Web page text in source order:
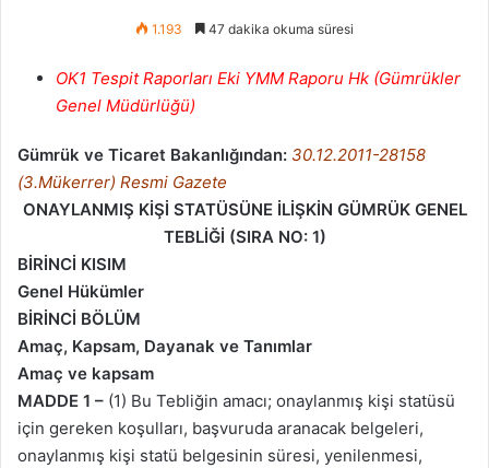
1.193 47 dakika okuma süresi
OK1 Tespit Raporları Eki YMM Raporu Hk (Gümrükler
Genel Müdürlüğü)
Gümrük ve Ticaret Bakanlığından: 30.12.2011-28158
(3.Mükerrer) Resmi Gazete
ONAYLANMIŞ KİŞİ STATÜSÜNE İLİŞKİN GÜMRÜK GENEL
TEBLİĞİ (SIRA NO: 1)
BİRİNCİ KISIM
Genel Hükümler
BİRİNCİ BÖLÜM
Amaç, Kapsam, Dayanak ve Tanımlar
Amaç ve kapsam
MADDE 1 – (1) Bu Tebliğin amacı; onaylanmış kişi statüsü
için gereken koşulları, başvuruda aranacak belgeleri,
onaylanmış kişi statü belgesinin süresi, yenilenmesi,